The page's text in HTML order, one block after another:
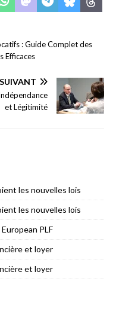
: Guide Complet des
Efficaces
SUIVANT
et Légitimité
les nouvelles lois
les nouvelles lois
PLF
et loyer
et loyer